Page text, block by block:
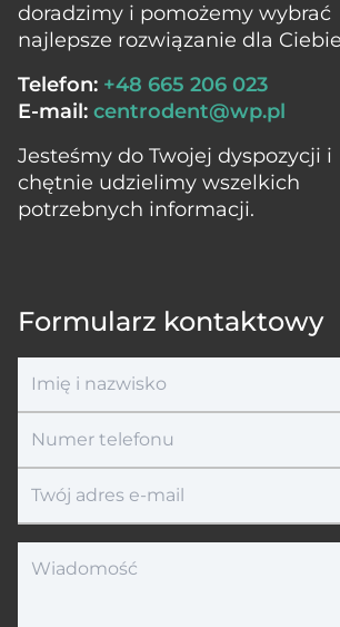
doradzimy i pomożemy wybrać
najlepsze rozwiązanie dla
Telefon: +48 665 206 023
E-mail: centrodent@wp.pl
Jesteśmy do Twojej dyspozycji i
chętnie udzielimy wszelkich
potrzebnych informacji.
Formularz kontaktowy